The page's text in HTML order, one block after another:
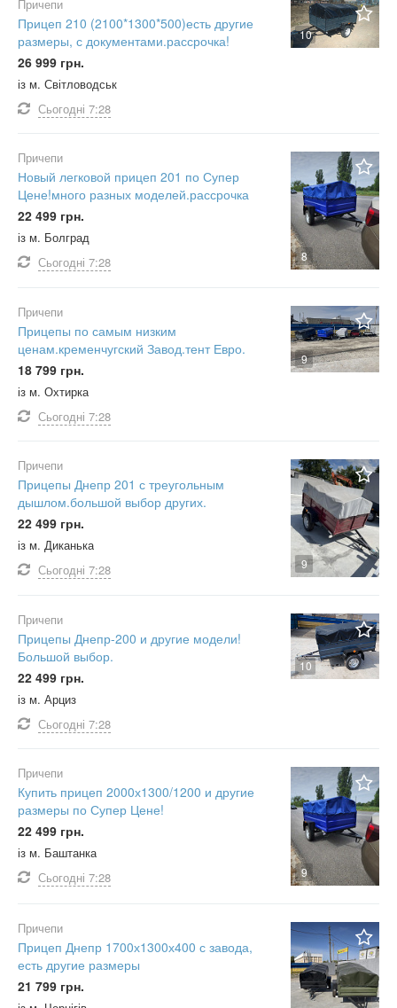
10
Причепи
Прицеп 210 (2100*1300*500)есть другие
размеры, с документами.рассрочка!
26 999 грн.
із м. Світловодськ
Сьогодні 7:28
8
Причепи
Новый легковой прицеп 201 по Супер
Цене!много разных моделей.рассрочка
22 499 грн.
із м. Болград
Сьогодні 7:28
9
Причепи
Прицепы по самым низким
ценам.кременчугский Завод.тент Евро.
18 799 грн.
із м. Охтирка
Сьогодні 7:28
9
Причепи
Прицепы Днепр 201 с треугольным
дышлом.большой выбор других.
22 499 грн.
із м. Диканька
Сьогодні 7:28
10
Причепи
Прицепы Днепр-200 и другие модели!
Большой выбор.
22 499 грн.
із м. Арциз
Сьогодні 7:28
9
Причепи
Купить прицеп 2000х1300/1200 и другие
размеры по Супер Цене!
22 499 грн.
із м. Баштанка
Сьогодні 7:28
Причепи
Прицеп Днепр 1700х1300х400 с завода,
есть другие размеры
21 799 грн.